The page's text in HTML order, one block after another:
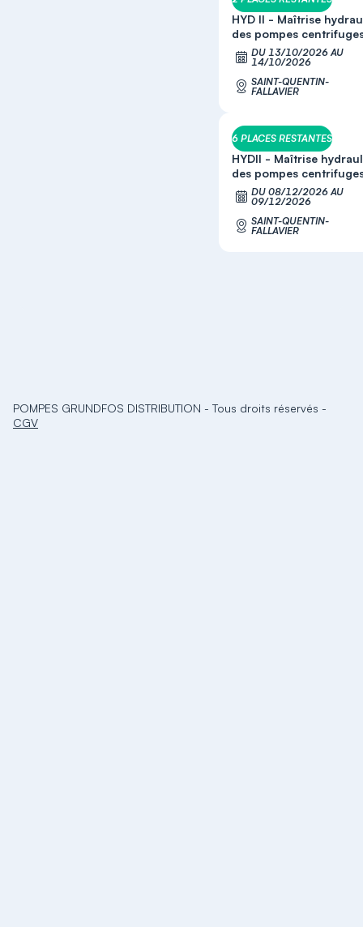
HYD II - Maîtrise
des pompes
DU 13/10/2026 AU
14/10/2026
SAINT-QUENTIN-
FALLAVIER
6 PLACES RESTANTES
HYDII - Maîtrise
des pompes
DU 08/12/2026 AU
09/12/2026
SAINT-QUENTIN-
FALLAVIER
POMPES GRUNDFOS DISTRIBUTION - Tous droits réservés -
CGV